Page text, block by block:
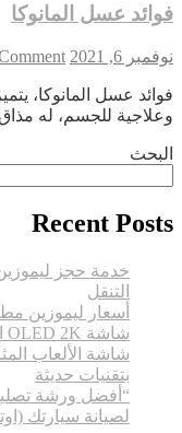
فوائد عسل المانوكا
نوفمبر 6, 2021
فوائد عسل المانوكا،
وعلاجية للجسم، له
البحث
Recent Posts
خدمة حجز
التنقل
أسعار ليموزين
شاشة OLED 2K الخيار الأمثل لعشاق الألعاب والاحتراف
شاشة الألعاب
بتقنيات حديثة
“أفضل ورشة
لصيانة سيارتك